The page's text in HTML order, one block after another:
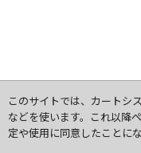
このサイトでは、カートシ
などを使います。これ以降
定や使用に同意したことに